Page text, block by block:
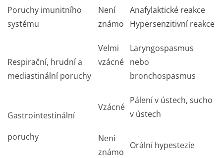
Poruchy imunitního
systému
Není
známo
Anafylaktické reakce
Hypersenzitivní reakce
Respirační, hrudní a
mediastinální poruchy
Velmi
vzácné
Laryngospasmus
nebo
bronchospasmus
Gastrointesti­nální
poruchy
Vzácné
Pálení v ústech, sucho
v ústech
Není
známo
Orální hypestezie